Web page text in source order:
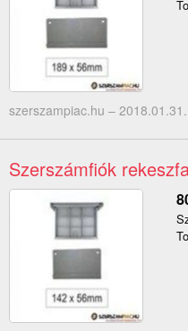
szerszampiac.hu – 2018.01.31.
Szerszámfiók